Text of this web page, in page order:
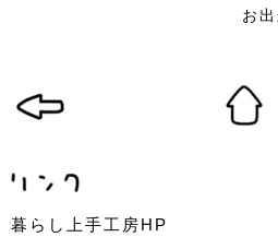
お
暮らし上手工房HP